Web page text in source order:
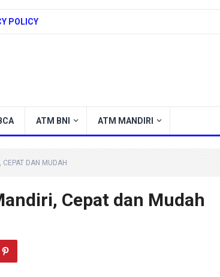
POLICY
ATM BNI ATM MANDIRI
DAN MUDAH
Cepat dan Mudah